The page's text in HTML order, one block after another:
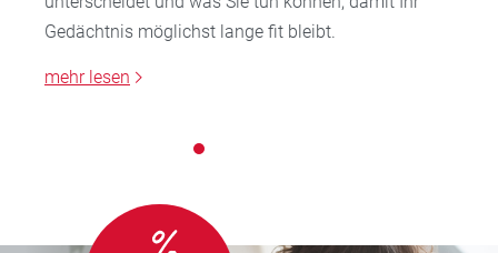
Gedächtnis möglichst lange fit bleibt.
mehr lesen